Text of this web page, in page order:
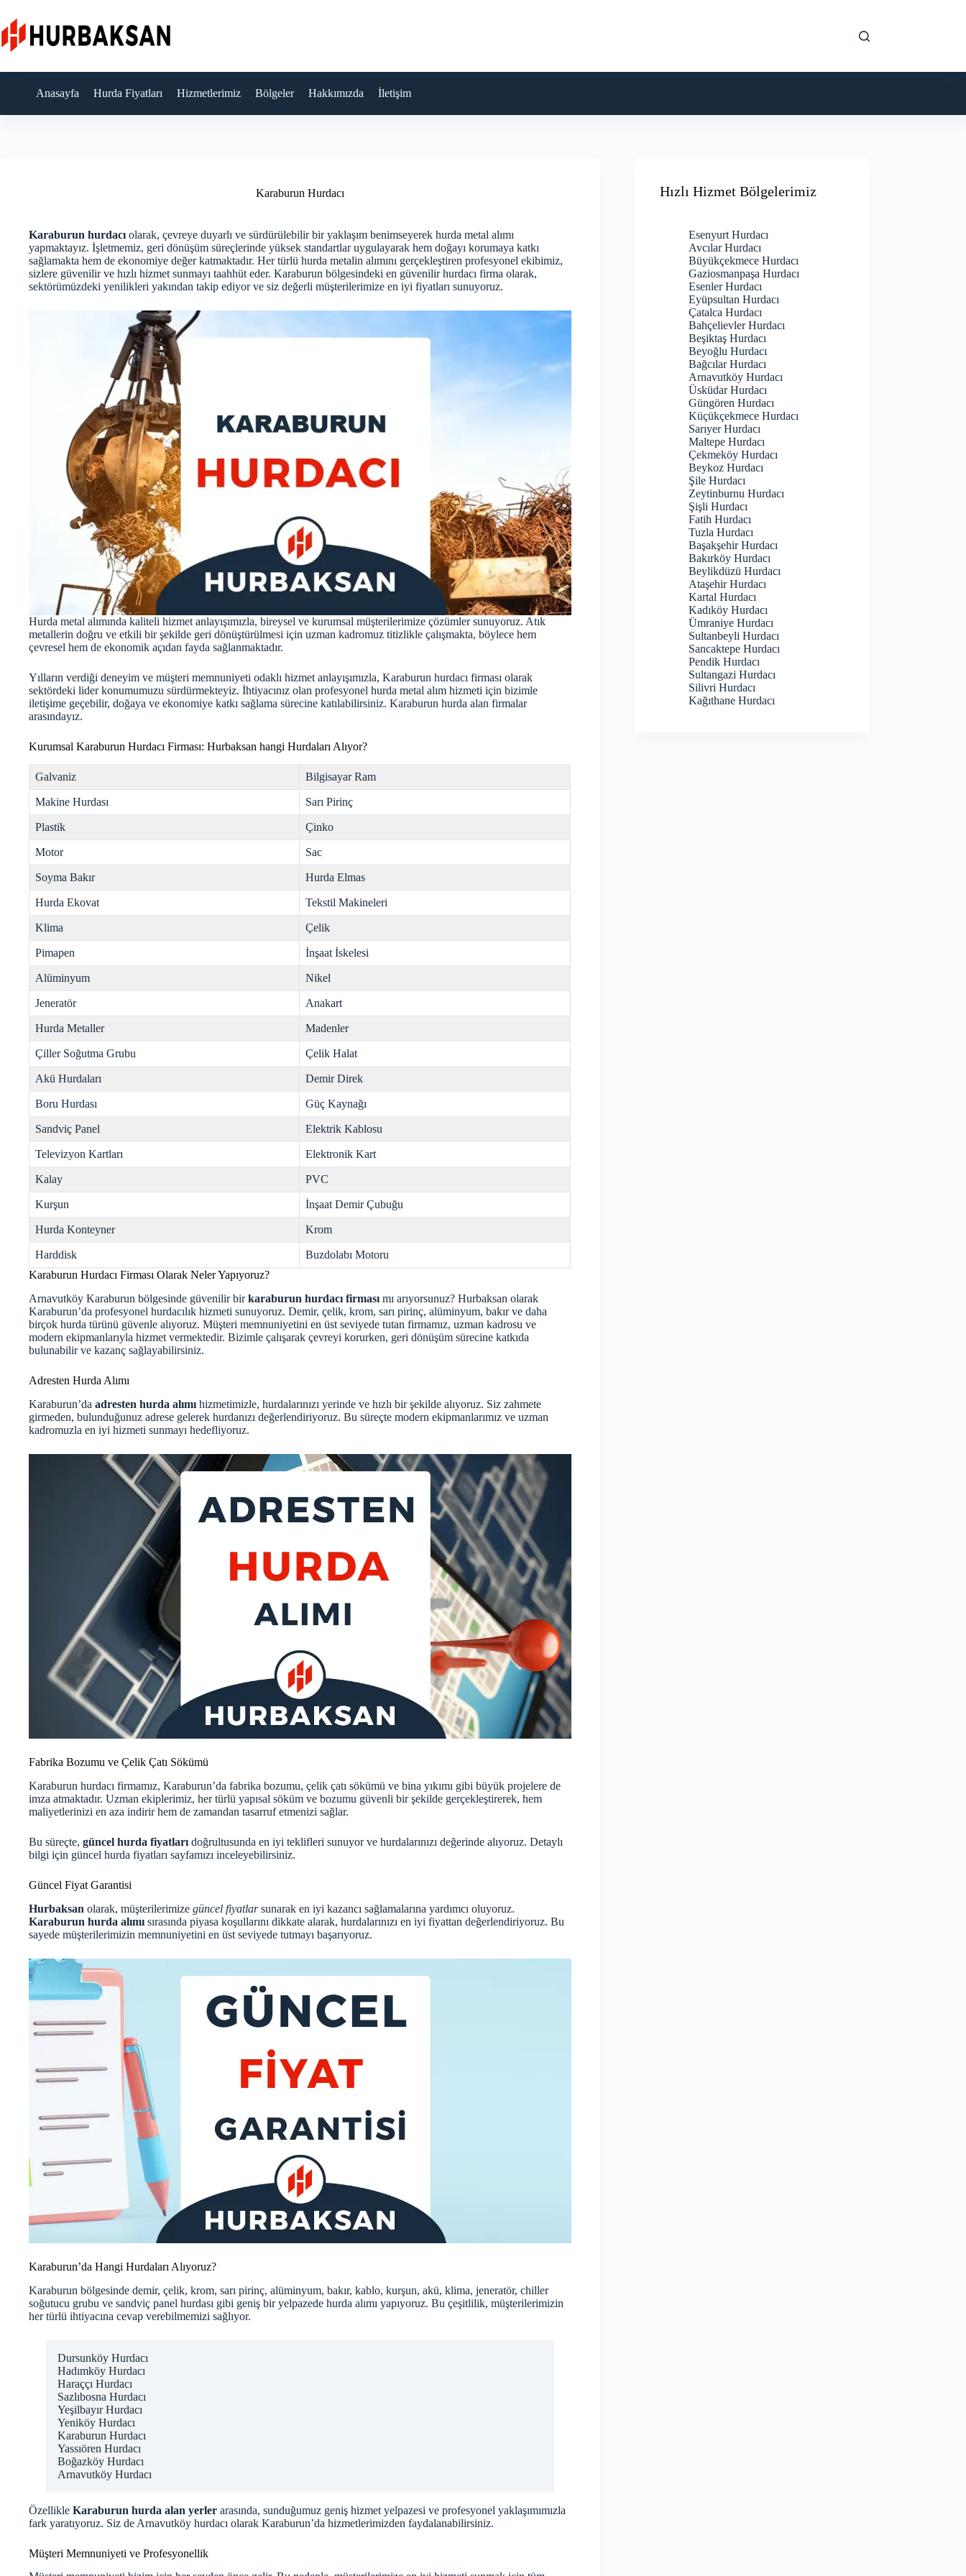
content
Anasayfa Hurda Fiyatları Hizmetlerimiz Bölgeler Hakkımızda İletişim
Karaburun Hurdacı
Karaburun hurdacı olarak, çevreye duyarlı ve sürdürülebilir bir yaklaşım benimseyerek hurda metal alımı
yapmaktayız. İşletmemiz, geri dönüşüm süreçlerinde yüksek standartlar uygulayarak hem doğayı korumaya katkı
sağlamakta hem de ekonomiye değer katmaktadır. Her türlü hurda metalin alımını gerçekleştiren profesyonel ekibimiz,
sizlere güvenilir ve hızlı hizmet sunmayı taahhüt eder. Karaburun bölgesindeki en güvenilir hurdacı firma olarak,
sektörümüzdeki yenilikleri yakından takip ediyor ve siz değerli müşterilerimize en iyi fiyatları sunuyoruz.
Hurda metal alımında kaliteli hizmet anlayışımızla, bireysel ve kurumsal müşterilerimize çözümler sunuyoruz. Atık
metallerin doğru ve etkili bir şekilde geri dönüştürülmesi için uzman kadromuz titizlikle çalışmakta, böylece hem
çevresel hem de ekonomik açıdan fayda sağlanmaktadır.
Yılların verdiği deneyim ve müşteri memnuniyeti odaklı hizmet anlayışımızla, Karaburun hurdacı firması olarak
sektördeki lider konumumuzu sürdürmekteyiz. İhtiyacınız olan profesyonel hurda metal alım hizmeti için bizimle
iletişime geçebilir, doğaya ve ekonomiye katkı sağlama sürecine katılabilirsiniz. Karaburun hurda alan firmalar
arasındayız.
Kurumsal Karaburun Hurdacı Firması: Hurbaksan hangi Hurdaları Alıyor?
Galvaniz Bilgisayar Ram
Makine Hurdası Sarı Pirinç
Plastik Çinko
Motor Sac
Soyma Bakır Hurda Elmas
Hurda Ekovat Tekstil Makineleri
Klima Çelik
Pimapen İnşaat İskelesi
Alüminyum Nikel
Jeneratör Anakart
Hurda Metaller Madenler
Çiller Soğutma Grubu Çelik Halat
Akü Hurdaları Demir Direk
Boru Hurdası Güç Kaynağı
Sandviç Panel Elektrik Kablosu
Televizyon Kartları Elektronik Kart
Kalay PVC
Kurşun İnşaat Demir Çubuğu
Hurda Konteyner Krom
Harddisk
Buzdolabı Motoru
Karaburun Hurdacı Firması Olarak Neler Yapıyoruz?
Arnavutköy Karaburun bölgesinde güvenilir birkaraburun hurdacı firması mı arıyorsunuz? Hurbaksan olarak
Karaburun’da profesyonel hurdacılık hizmeti sunuyoruz. Demir, çelik, krom, sarı pirinç, alüminyum, bakır ve daha
birçok hurda türünü güvenle alıyoruz. Müşteri memnuniyetini en üst seviyede tutan firmamız, uzman kadrosu ve
modern ekipmanlarıyla hizmet vermektedir. Bizimle çalışarak çevreyi korurken, geri dönüşüm sürecine katkıda
bulunabilir ve kazanç sağlayabilirsiniz.
Adresten Hurda Alımı
Karaburun’da adresten hurda alımı hizmetimizle, hurdalarınızı yerinde ve hızlı bir şekilde alıyoruz. Siz zahmete
girmeden, bulunduğunuz adrese gelerek hurdanızı değerlendiriyoruz. Bu süreçte modern ekipmanlarımız ve uzman
kadromuzla en iyi hizmeti sunmayı hedefliyoruz.
Fabrika Bozumu ve Çelik Çatı Sökümü
Karaburun hurdacı firmamız, Karaburun’da fabrika bozumu, çelik çatı sökümü ve bina yıkımı gibi büyük projelere de
imza atmaktadır. Uzman ekiplerimiz, her türlü yapısal söküm ve bozumu güvenli bir şekilde gerçekleştirerek, hem
maliyetlerinizi en aza indirir hem de zamandan tasarruf etmenizi sağlar.
Bu süreçte, güncel hurda fiyatları doğrultusunda en iyi teklifleri sunuyor ve hurdalarınızı değerinde alıyoruz. Detaylı
bilgi için güncel hurda fiyatları sayfamızı inceleyebilirsiniz.
Güncel Fiyat Garantisi
Hurbaksan olarak, müşterilerimize güncel fiyatlarsunarak en iyi kazancı sağlamalarına yardımcı oluyoruz.
Karaburun hurda alımı sırasında piyasa koşullarını dikkate alarak, hurdalarınızı en iyi fiyattan değerlendiriyoruz. Bu
sayede müşterilerimizin memnuniyetini en üst seviyede tutmayı başarıyoruz.
Karaburun’da Hangi Hurdaları Alıyoruz?
Karaburun bölgesinde demir, çelik, krom, sarı pirinç, alüminyum, bakır, kablo, kurşun, akü, klima, jeneratör, chiller
soğutucu grubu ve sandviç panel hurdası gibi geniş bir yelpazede hurda alımı yapıyoruz. Bu çeşitlilik, müşterilerimizin
her türlü ihtiyacına cevap verebilmemizi sağlıyor.
Dursunköy Hurdacı
Hadımköy Hurdacı
Haraççı Hurdacı
Sazlıbosna Hurdacı
Yeşilbayır Hurdacı
Yeniköy Hurdacı
Karaburun Hurdacı
Yassıören Hurdacı
Boğazköy Hurdacı
Arnavutköy Hurdacı
Özellikle Karaburun hurda alan yerler arasında, sunduğumuz geniş hizmet yelpazesi ve profesyonel yaklaşımımızla
fark yaratıyoruz. Siz de Arnavutköy hurdacı olarak Karaburun’da hizmetlerimizden faydalanabilirsiniz.
Müşteri Memnuniyeti ve Profesyonellik
Hızlı Hizmet Bölgelerimiz
Esenyurt Hurdacı
Avcılar Hurdacı
Büyükçekmece Hurdacı
Gaziosmanpaşa Hurdacı
Esenler Hurdacı
Eyüpsultan Hurdacı
Çatalca Hurdacı
Bahçelievler Hurdacı
Beşiktaş Hurdacı
Beyoğlu Hurdacı
Bağcılar Hurdacı
Arnavutköy Hurdacı
Üsküdar Hurdacı
Güngören Hurdacı
Küçükçekmece Hurdacı
Sarıyer Hurdacı
Maltepe Hurdacı
Çekmeköy Hurdacı
Beykoz Hurdacı
Şile Hurdacı
Zeytinburnu Hurdacı
Şişli Hurdacı
Fatih Hurdacı
Tuzla Hurdacı
Başakşehir Hurdacı
Bakırköy Hurdacı
Beylikdüzü Hurdacı
Ataşehir Hurdacı
Kartal Hurdacı
Kadıköy Hurdacı
Ümraniye Hurdacı
Sultanbeyli Hurdacı
Sancaktepe Hurdacı
Pendik Hurdacı
Sultangazi Hurdacı
Silivri Hurdacı
Kağıthane Hurdacı